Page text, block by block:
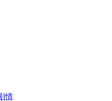
情